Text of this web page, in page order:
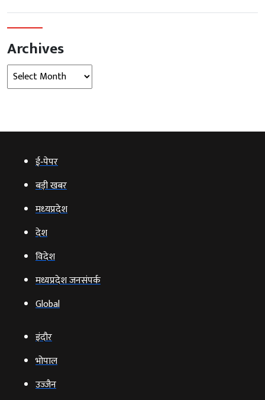
Archives
Archives
ई‑पेपर
बड़ी खबर
मध्‍यप्रदेश
देश
विदेश
मध्यप्रदेश जनसंपर्क
Global
इंदौर
भोपाल
उज्‍जैन